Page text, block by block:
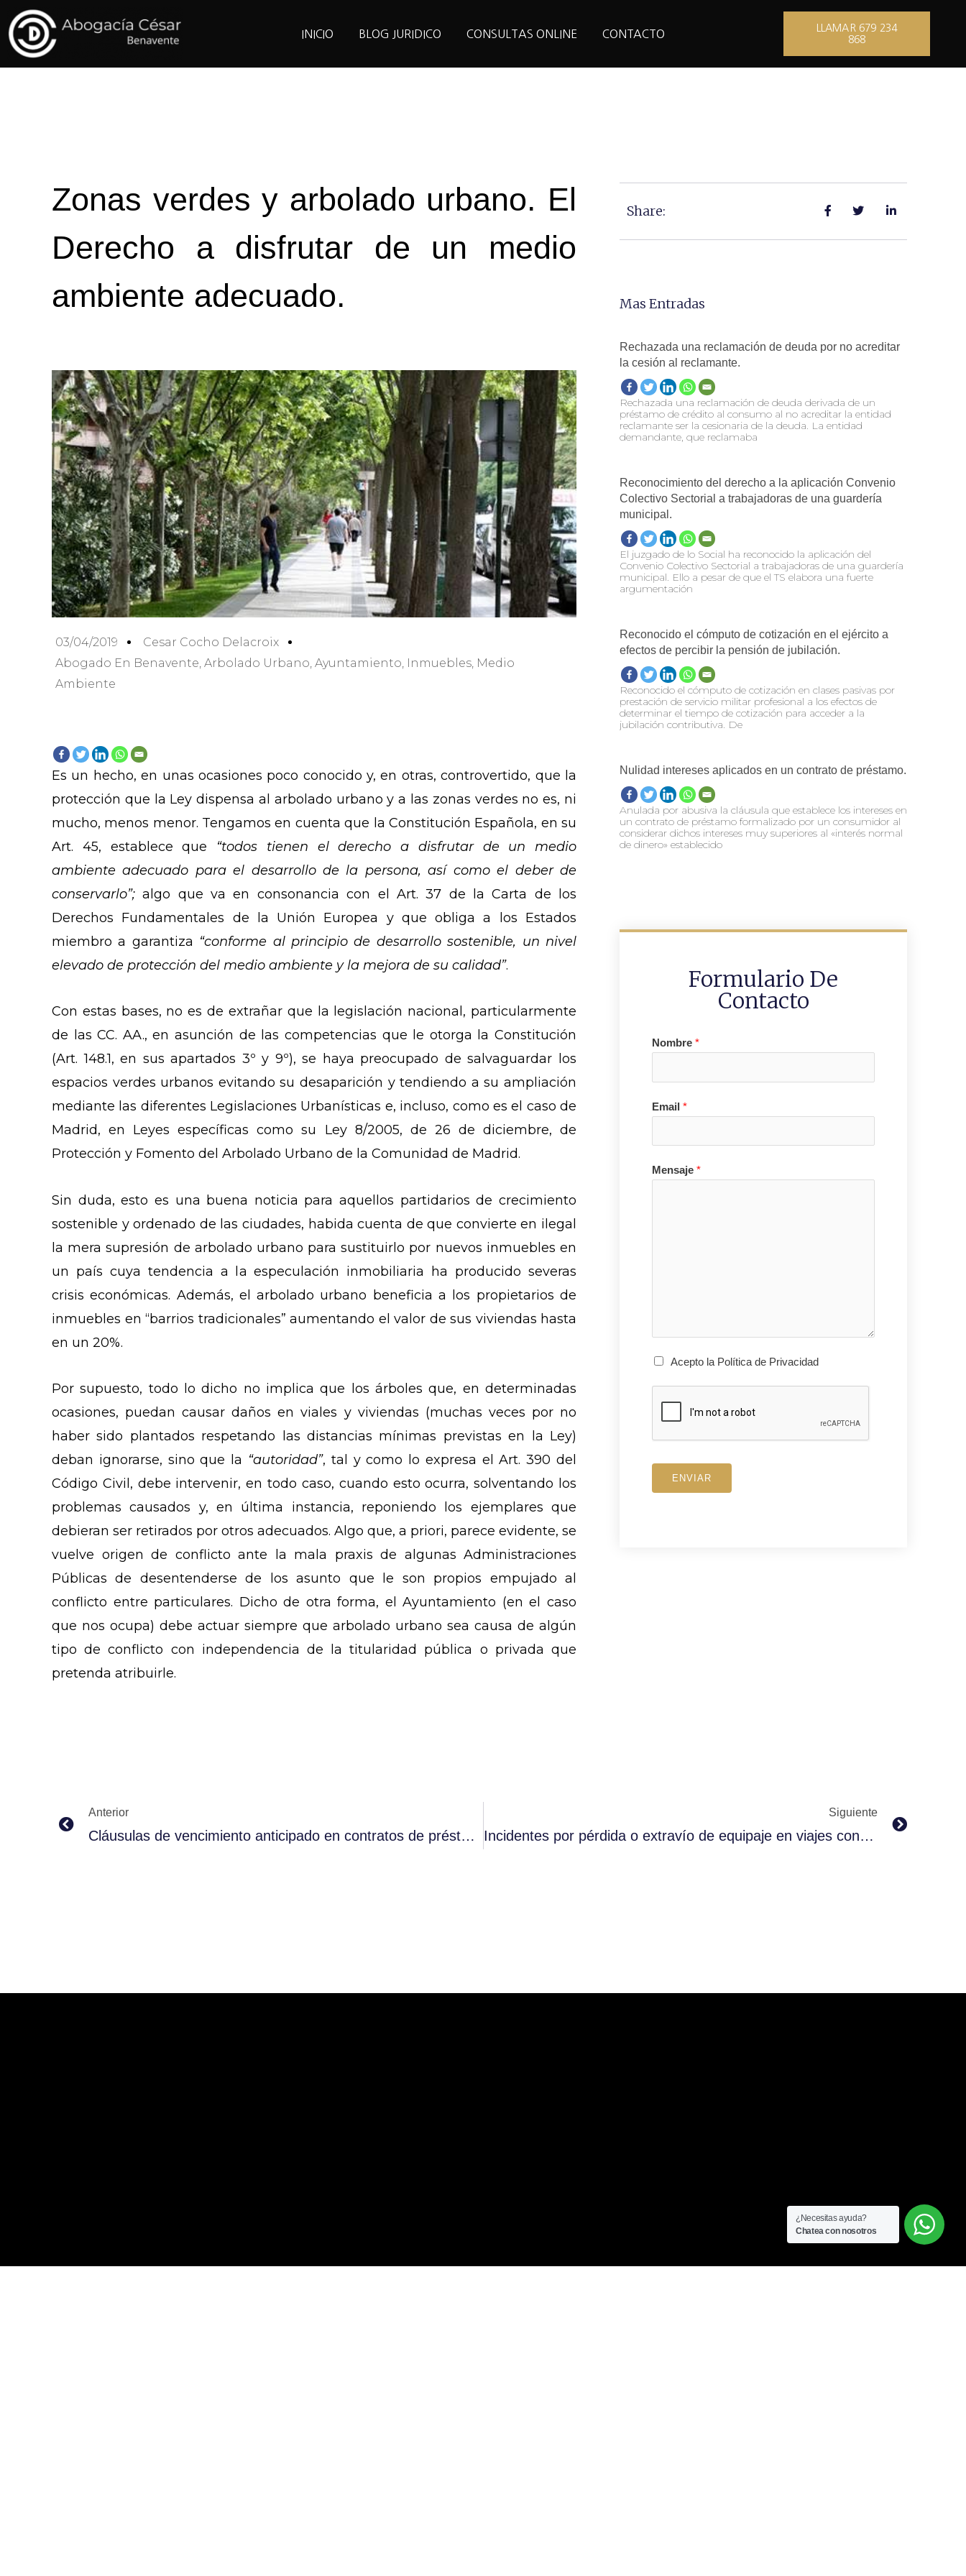
INICIO BLOG JURIDICO CONSULTAS ONLINE CONTACTO
LLAMAR 679 234
868
Zonas verdes y arbolado urbano. El
Derecho a disfrutar de un medio
ambiente adecuado.
03/04/2019
Cesar Cocho Delacroix
Abogado En Benavente Arbolado Urbano Ayuntamiento Inmuebles Medio
Ambiente
Es un hecho, en unas ocasiones poco conocido y, en otras, controvertido, que la
protección que la Ley dispensa al arbolado urbano y a las zonas verdes no es, ni
mucho, menos menor. Tengamos en cuenta que la Constitución Española, en su
Art. 45, establece que “todos tienen el derecho a disfrutar de un medio
ambiente adecuado para el desarrollo de la persona, así como el deber de
conservarlo”; algo que va en consonancia con el Art. 37 de la Carta de los
Derechos Fundamentales de la Unión Europea y que obliga a los Estados
miembro a garantiza “conforme al principio de desarrollo sostenible, un nivel
elevado de protección del medio ambiente y la mejora de su calidad”.
Con estas bases, no es de extrañar que la legislación nacional, particularmente
de las CC. AA., en asunción de las competencias que le otorga la Constitución
(Art. 148.1, en sus apartados 3º y 9º), se haya preocupado de salvaguardar los
espacios verdes urbanos evitando su desaparición y tendiendo a su ampliación
mediante las diferentes Legislaciones Urbanísticas e, incluso, como es el caso de
Madrid, en Leyes específicas como su Ley 8/2005, de 26 de diciembre, de
Protección y Fomento del Arbolado Urbano de la Comunidad de Madrid.
Sin duda, esto es una buena noticia para aquellos partidarios de crecimiento
sostenible y ordenado de las ciudades, habida cuenta de que convierte en ilegal
la mera supresión de arbolado urbano para sustituirlo por nuevos inmuebles en
un país cuya tendencia a la especulación inmobiliaria ha producido severas
crisis económicas. Además, el arbolado urbano beneficia a los propietarios de
inmuebles en “barrios tradicionales” aumentando el valor de sus viviendas hasta
en un 20%.
Por supuesto, todo lo dicho no implica que los árboles que, en determinadas
ocasiones, puedan causar daños en viales y viviendas (muchas veces por no
haber sido plantados respetando las distancias mínimas previstas en la Ley)
deban ignorarse, sino que la “autoridad”, tal y como lo expresa el Art. 390 del
Código Civil, debe intervenir, en todo caso, cuando esto ocurra, solventando los
problemas causados y, en última instancia, reponiendo los ejemplares que
debieran ser retirados por otros adecuados. Algo que, a priori, parece evidente, se
vuelve origen de conflicto ante la mala praxis de algunas Administraciones
Públicas de desentenderse de los asunto que le son propios empujado al
conflicto entre particulares. Dicho de otra forma, el Ayuntamiento (en el caso
que nos ocupa) debe actuar siempre que arbolado urbano sea causa de algún
tipo de conflicto con independencia de la titularidad pública o privada que
pretenda atribuirle.
Share:
Mas Entradas
Rechazada una reclamación de deuda por no acreditar
la cesión al reclamante.
Rechazada una reclamación de deuda derivada de un
préstamo de crédito al consumo al no acreditar la entidad
reclamante ser la cesionaria de la deuda. La entidad
demandante, que reclamaba
Reconocimiento del derecho a la aplicación Convenio
Colectivo Sectorial a trabajadoras de una guardería
municipal.
El juzgado de lo Social ha reconocido la aplicación del
Convenio Colectivo Sectorial a trabajadoras de una guardería
municipal. Ello a pesar de que el TS elabora una fuerte
argumentación
Reconocido el cómputo de cotización en el ejército a
efectos de percibir la pensión de jubilación.
Reconocido el cómputo de cotización en clases pasivas por
prestación de servicio militar profesional a los efectos de
determinar el tiempo de cotización para acceder a la
jubilación contributiva. De
Nulidad intereses aplicados en un contrato de préstamo.
Anulada por abusiva la cláusula que establece los intereses en
un contrato de préstamo formalizado por un consumidor al
considerar dichos intereses muy superiores al «interés normal
de dinero» establecido
Formulario De
Contacto
Nombre *
Email *
Mensaje *
Acepto la Política de Privacidad
ENVIAR
Anterior
Cláusulas de vencimiento anticipado en contratos de préstamo hipotecario.
Siguiente
Incidentes por pérdida o extravío de equipaje en viajes con aerolíneas.
¿Necesitas ayuda?
Chatea con nosotros